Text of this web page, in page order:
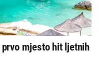
mjesto hit ljetnih